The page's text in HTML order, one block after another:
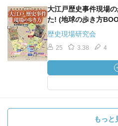
大江戸歴史事件現場
た! (地球の歩き方
歴史現場研究会
25 3.38 4
もっと